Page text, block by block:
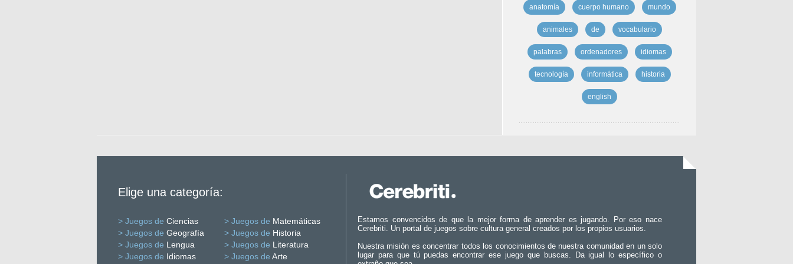
anatomía cuerpo humano mundo
animales de vocabulario
palabras ordenadores idiomas
tecnología informática historia
english
Elige una categoría:
> Juegos de Ciencias > Juegos de Matemáticas
> Juegos de Geografía > Juegos de Historia
> Juegos de Lengua > Juegos de Literatura
> Juegos de Idiomas > Juegos de Arte
Estamos convencidos de que la mejor forma de aprender es jugando. Por eso nace
Cerebriti. Un portal de juegos sobre cultura general creados por los propios usuarios.
Nuestra misión es concentrar todos los conocimientos de nuestra comunidad en un solo
lugar para que tú puedas encontrar ese juego que buscas. Da igual lo específico o